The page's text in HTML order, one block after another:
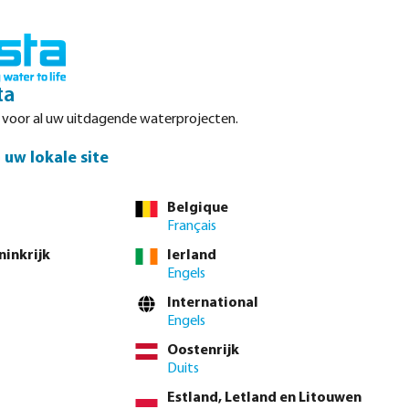
voor al uw uitdagende waterprojecten.
uw lokale site
Belgique
Français
Ierland
Engels
International
Engels
Oostenrijk
Duits
Estland, Letland en Litouwen